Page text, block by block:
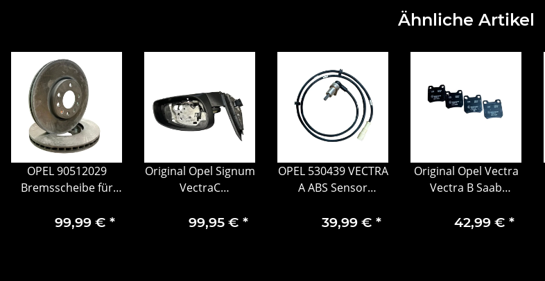
Ähnliche Artikel
OPEL 90512029
Bremsscheibe für
Bremsscheiben
99,99 € *
Original Opel Signum
VectraC
elektrisch
99,95 € *
OPEL 530439 VECTRA
A ABS Sensor
Raddrehzahlsensor
39,99 € *
Original Opel Vectra
Vectra B Saab
Bremsklötze hinten
42,99 € *